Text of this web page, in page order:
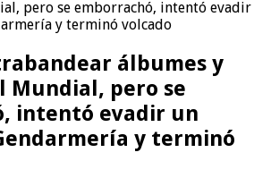
pero se emborrachó, intentó evadir
y terminó volcado
álbumes y
Mundial, pero se
intentó evadir un
y terminó